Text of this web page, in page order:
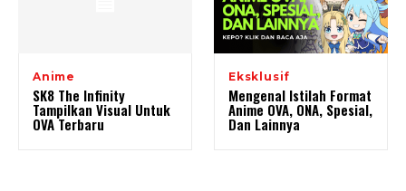
Anime
SK8 The Infinity
Tampilkan Visual Untuk
OVA Terbaru
Eksklusif
Mengenal Istilah Format
Anime OVA, ONA, Spesial,
Dan Lainnya